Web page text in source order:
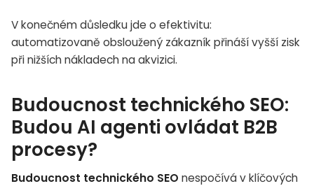
V konečném důsledku jde o efektivitu:
automatizovaně obsloužený zákazník přináší vyšší zisk
při nižších nákladech na akvizici.
Budoucnost technického SEO:
Budou AI agenti ovládat B2B
procesy?
Budoucnost technického SEO nespočívá v klíčových